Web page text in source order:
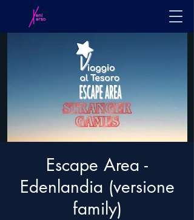
Escape Area -
Edenlandia (versione
family)